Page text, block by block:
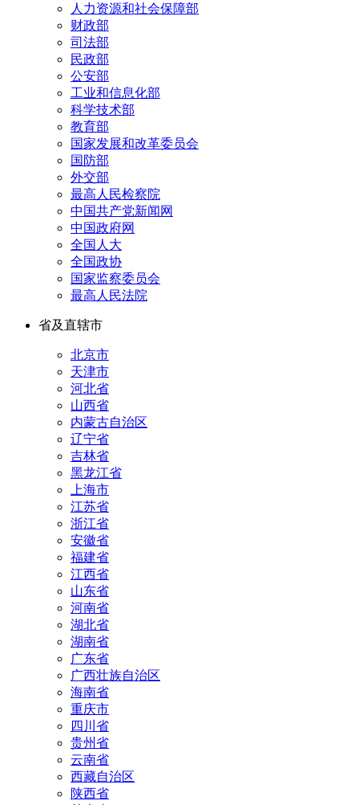
人力资源和社会保障部
财政部
司法部
民政部
公安部
工业和信息化部
科学技术部
教育部
国家发展和改革委员会
国防部
外交部
最高人民检察院
中国共产党新闻网
中国政府网
全国人大
全国政协
国家监察委员会
最高人民法院
省及直辖市
北京市
天津市
河北省
山西省
内蒙古自治区
辽宁省
吉林省
黑龙江省
上海市
江苏省
浙江省
安徽省
福建省
江西省
山东省
河南省
湖北省
湖南省
广东省
广西壮族自治区
海南省
重庆市
四川省
贵州省
云南省
西藏自治区
陕西省